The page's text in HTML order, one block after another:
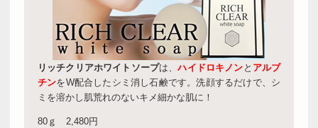
リッチクリアホワイトソープは、ハイドロキノン と アルブ
チンをW配合したシミ消し石鹸です。洗顔するだけで、シ
ミを溶かし肌荒れのないキメ細かな肌に！
80ｇ 2,480円